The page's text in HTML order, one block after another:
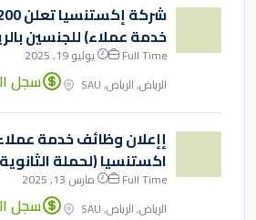
خدمة عملاء) للجنسين
Full Time
يوليو 19, 2025
الرياض, الرياض, SAU
سجل
إإعلان وظائف خدمة
اكستنسيا (لحملة
Full Time
مارس 13, 2025
الرياض, الرياض, SAU
سجل